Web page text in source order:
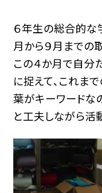
６年生の総合的な
月から９月までの
この４か月で自分
に捉えて、これま
葉がキーワードな
と工夫しながら活